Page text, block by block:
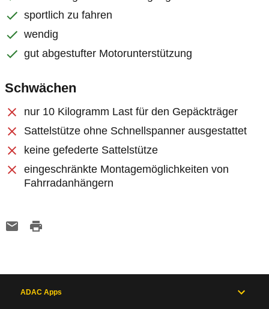
sportlich zu fahren
wendig
gut abgestufter Motorunterstützung
Schwächen
nur 10 Kilogramm Last für den Gepäckträger
Sattelstütze ohne Schnellspanner ausgestattet
keine gefederte Sattelstütze
eingeschränkte Montagemöglichkeiten von
Fahrradanhängern
ADAC Apps